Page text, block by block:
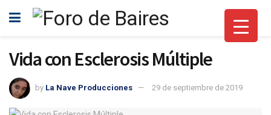
Vida con Esclerosis Múltiple
by La Nave Producciones 29 de septiembre de 2019